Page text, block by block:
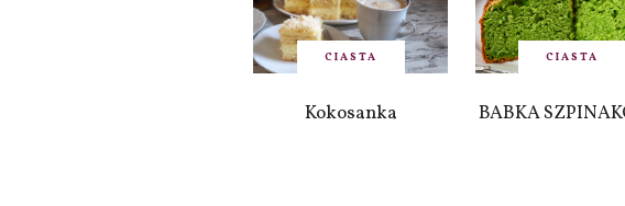
CIASTA
Kokosanka
CIASTA
BABKA